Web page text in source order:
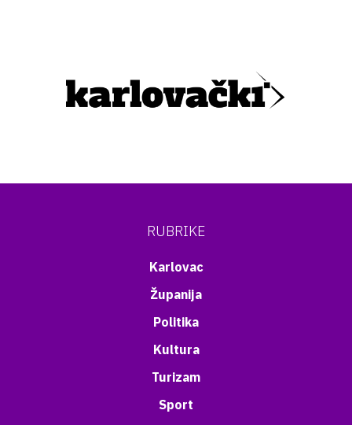
RUBRIKE
Karlovac
Županija
Politika
Kultura
Turizam
Sport